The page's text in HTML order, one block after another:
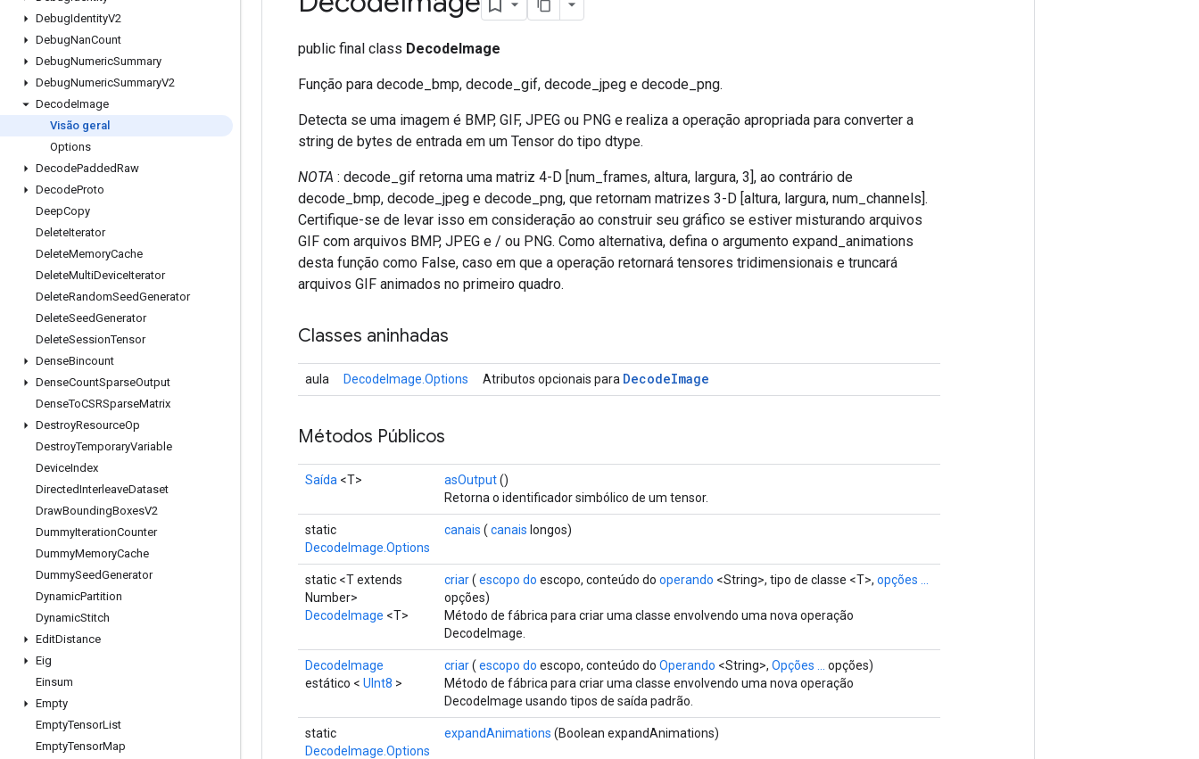
DebugIdentityV2
DebugNanCount
DebugNumericSummary
DebugNumericSummaryV2
DecodeImage
Visão geral
Options
DecodePaddedRaw
DecodeProto
DeepCopy
DeleteIterator
DeleteMemoryCache
DeleteMultiDeviceIterator
DeleteRandomSeedGenerator
DeleteSeedGenerator
DeleteSessionTensor
DenseBincount
DenseCountSparseOutput
DenseToCSRSparseMatrix
DestroyResourceOp
DestroyTemporaryVariable
DeviceIndex
DirectedInterleaveDataset
DrawBoundingBoxesV2
DummyIterationCounter
DummyMemoryCache
DummySeedGenerator
DynamicPartition
DynamicStitch
EditDistance
Eig
Einsum
Empty
EmptyTensorList
EmptyTensorMap
public final class DecodeImage
Função para decode_bmp, decode_gif, decode_jpeg e decode_png.
Detecta se uma imagem é BMP, GIF, JPEG ou PNG e realiza a operação apropriada para converter a
string de bytes de entrada em um Tensor do tipo dtype.
NOTA : decode_gif retorna uma matriz 4-D [num_frames, altura, largura, 3], ao contrário de
decode_bmp, decode_jpeg e decode_png, que retornam matrizes 3-D [altura, largura, num_channels].
Certifique-se de levar isso em consideração ao construir seu gráfico se estiver misturando arquivos
GIF com arquivos BMP, JPEG e / ou PNG. Como alternativa, defina o argumento expand_animations
desta função como False, caso em que a operação retornará tensores tridimensionais e truncará
arquivos GIF animados no primeiro quadro.
Classes aninhadas
aula DecodeImage.Options Atributos opcionais para DecodeImage
Métodos Públicos
Saída <T> asOutput()
Retorna o identificador simbólico de um tensor.
static
DecodeImage.Options
canais ( canais longos)
static <T extends
Number>
DecodeImage <T>
criar( escopo do escopo, conteúdo do operando <String>, tipo de classe <T>, opções ...
opções)
Método de fábrica para criar uma classe envolvendo uma nova operação
DecodeImage.
DecodeImage
estático < UInt8 >
criar( escopo do escopo, conteúdo do Operando <String>, Opções ...
opções)
Método de fábrica para criar uma classe envolvendo uma nova operação
DecodeImage usando tipos de saída padrão.
static
DecodeImage.Options
expandAnimations (Boolean expandAnimations)